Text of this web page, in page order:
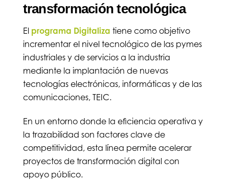
transformación tecnológica
El programa Digitaliza tiene como objetivo
incrementar el nivel tecnológico de las pymes
industriales y de servicios a la industria
mediante la implantación de nuevas
tecnologías electrónicas, informáticas y de las
comunicaciones, TEIC.
En un entorno donde la eficiencia operativa y
la trazabilidad son factores clave de
competitividad, esta línea permite acelerar
proyectos de transformación digital con
apoyo público.